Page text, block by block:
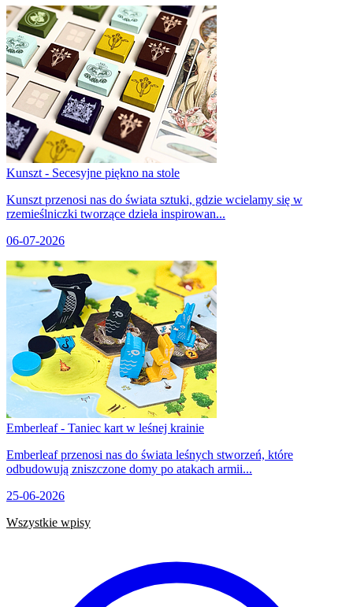
Kunszt - Secesyjne piękno na stole
Kunszt przenosi nas do świata sztuki, gdzie wcielamy się w
rzemieślniczki tworzące dzieła inspirowan...
06-07-2026
Emberleaf - Taniec kart w leśnej krainie
Emberleaf przenosi nas do świata leśnych stworzeń, które
odbudowują zniszczone domy po atakach armii...
25-06-2026
Wszystkie wpisy